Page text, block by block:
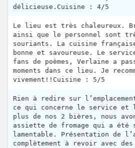
délicieuse.Cuisine : 4/5
Le lieu est très chaleureux.
ainsi que le personnel sont
souriants. La cuisine
bonne et savoureuse. Le
fans de poèmes, Verlaine a
moments dans ce lieu. Je
vivement!!Cuisine : 5/5
Rien à redire sur
ce qui concerne le service et
plus de nos 2 bières, nous
assiette de fromage qui a été
lamentable. Présentation de
complètement à revoir avec des